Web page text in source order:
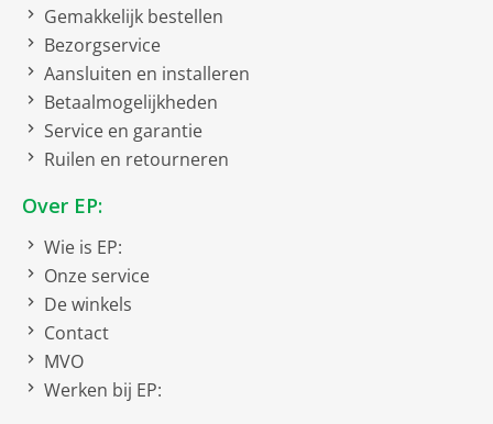
Gemakkelijk bestellen
Bezorgservice
Aansluiten en installeren
Betaalmogelijkheden
Service en garantie
Ruilen en retourneren
Over EP:
Wie is EP:
Onze service
De winkels
Contact
MVO
Werken bij EP: